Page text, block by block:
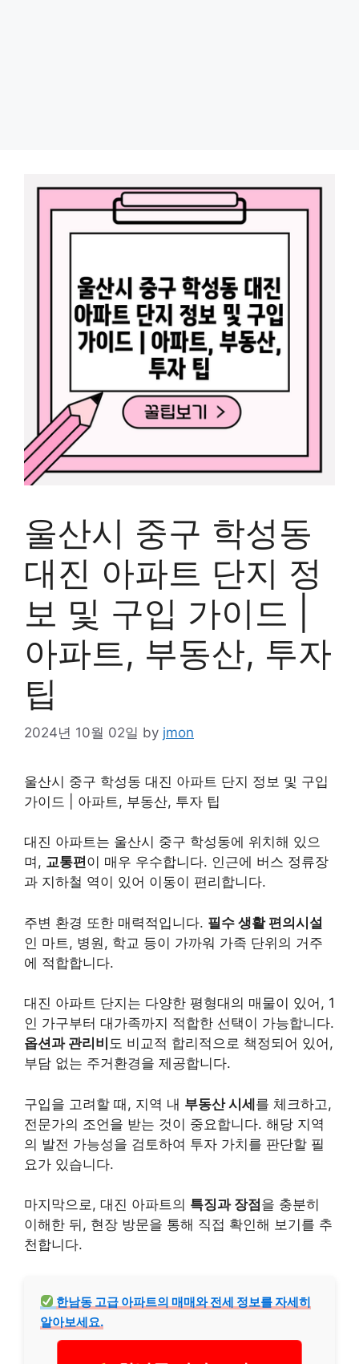
울산시 중구 학성동
대진 아파트 단지 정
보 및 구입 가이드 |
아파트, 부동산, 투자
팁
2024년 10월 02일 by jmon
울산시 중구 학성동 대진 아파트 단지 정보 및 구입
가이드 | 아파트, 부동산, 투자 팁
대진 아파트는 울산시 중구 학성동에 위치해 있으
며, 교통편이 매우 우수합니다. 인근에 버스 정류장
과 지하철 역이 있어 이동이 편리합니다.
주변 환경 또한 매력적입니다. 필수 생활 편의시설
인 마트, 병원, 학교 등이 가까워 가족 단위의 거주
에 적합합니다.
대진 아파트 단지는 다양한 평형대의 매물이 있어, 1
인 가구부터 대가족까지 적합한 선택이 가능합니다.
옵션과 관리비 도 비교적 합리적으로 책정되어 있어,
부담 없는 주거환경을 제공합니다.
구입을 고려할 때, 지역 내 부동산 시세를 체크하고,
전문가의 조언을 받는 것이 중요합니다. 해당 지역
의 발전 가능성을 검토하여 투자 가치를 판단할 필
요가 있습니다.
마지막으로, 대진 아파트의 특징과 장점 을 충분히
이해한 뒤, 현장 방문을 통해 직접 확인해 보기를 추
천합니다.
한남동 고급 아파트의 매매와 전세 정보를 자세히
알아보세요.